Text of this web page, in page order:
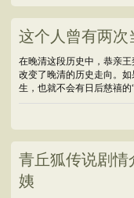
这个人曾有两次
在晚清这段历史中，恭亲
改变了晚清的历史走向。
生，也就不会有日后慈禧
青丘狐传说剧情
姨